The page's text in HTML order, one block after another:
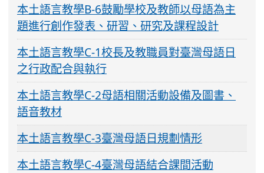
本土語言教學B-6鼓勵學校及教師以母語為主
題進行創作發表、研習、研究及課程設計
本土語言教學C-1校長及教職員對臺灣母語日
之行政配合與執行
本土語言教學C-2母語相關活動設備及圖書、
語音教材
本土語言教學C-3臺灣母語日規劃情形
本土語言教學C-4臺灣母語結合課間活動